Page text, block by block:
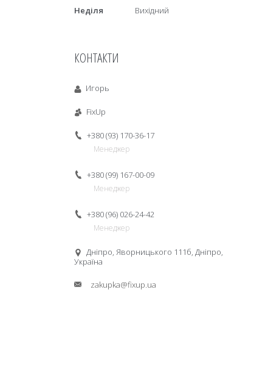
Неділя
Вихідний
КОНТАКТИ
Игорь
FixUp
+380 (93) 170-36-17
Менеджер
+380 (99) 167-00-09
Менеджер
+380 (96) 026-24-42
Менеджер
Дніпро, Яворницького 111б, Дніпро,
Україна
zakupka@fixup.ua